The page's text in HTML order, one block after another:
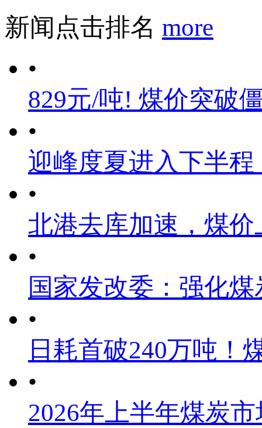
新闻点击排名 more
•
829元/吨! 煤价突破
•
迎峰度夏进入下半
•
北港去库加速，煤
•
国家发改委：强化
•
日耗首破240万吨！
•
2026年上半年煤炭